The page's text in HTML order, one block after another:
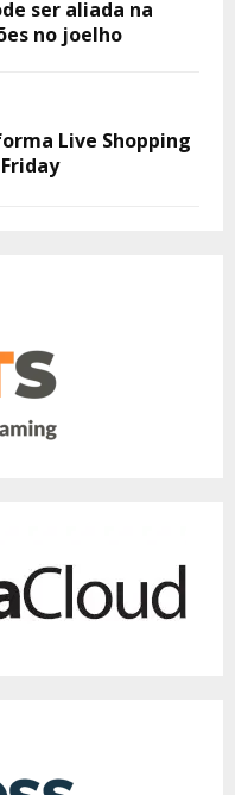
ser aliada na
no joelho
Live Shopping